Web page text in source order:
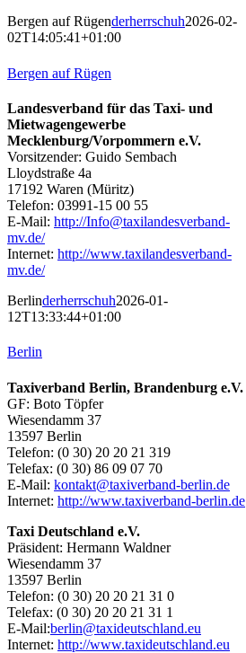
Bergen auf Rügenderherrschuh2026-02-
02T14:05:41+01:00
Bergen auf Rügen
Landesverband für das Taxi- und
Mietwagengewerbe
Mecklenburg/Vorpommern e.V.
Vorsitzender: Guido Sembach
Lloydstraße 4a
17192 Waren (Müritz)
Telefon: 03991-15 00 55
E-Mail: http://Info@taxilandesverband-
mv.de/
Internet: http://www.taxilandesverband-
mv.de/
Berlinderherrschuh2026-01-
12T13:33:44+01:00
Berlin
Taxiverband Berlin, Brandenburg e.V.
GF: Boto Töpfer
Wiesendamm 37
13597 Berlin
Telefon: (0 30) 20 20 21 319
Telefax: (0 30) 86 09 07 70
E-Mail: kontakt@taxiverband-berlin.de
Internet: http://www.taxiverband-berlin.de
Taxi Deutschland e.V.
Präsident: Hermann Waldner
Wiesendamm 37
13597 Berlin
Telefon: (0 30) 20 20 21 31 0
Telefax: (0 30) 20 20 21 31 1
E-Mail:berlin@taxideutschland.eu
Internet: http://www.taxideutschland.eu